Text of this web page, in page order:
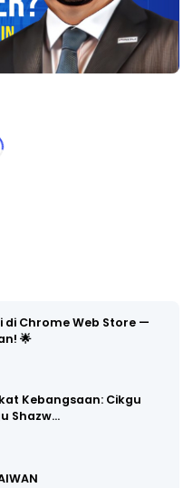
di Chrome Web Store —
🌟
Kebangsaan: Cikgu
Shazw…